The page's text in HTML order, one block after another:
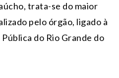
trata-se do maior
pelo órgão, ligado à
do Rio Grande do